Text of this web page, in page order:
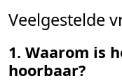
Veelgestelde
1. Waarom is
hoorbaar?